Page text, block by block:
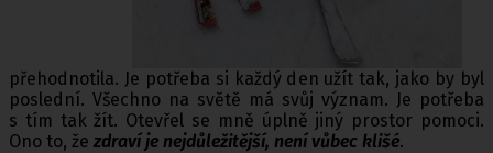
přehodnotila. Je potřeba si každý den užít tak, jako by byl
poslední. Všechno na světě má svůj význam. Je potřeba
s tím tak žít. Otevřel se mně úplně jiný prostor pomoci.
Ono to, že zdraví je nejdůležitější, není vůbec klišé.